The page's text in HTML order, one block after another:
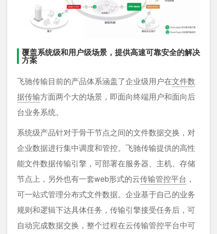
覆盖系统级和用户级场景，提供高速可靠安全的解决
方案
飞驰传输目前的产品体系涵盖了企业级用户在文件数
据传输方面两个大的场景，即面向终端用户和面向后
台业务系统。
系统级产品针对于骨干节点之间的文件数据交换，对
企业数据进行集中调度和管控。飞驰传输提供的高性
能文件数据传输引擎，可部署在服务器、主机、存储
节点上，另外也有一套web形式的云传输管控平台 ，
可一站式管理分布式文件数据。企业基于自己的业务
规则和逻辑下达具体任务，传输引擎接受任务后，可
自动完成数据交换，整个过程在云传输管控平台中可